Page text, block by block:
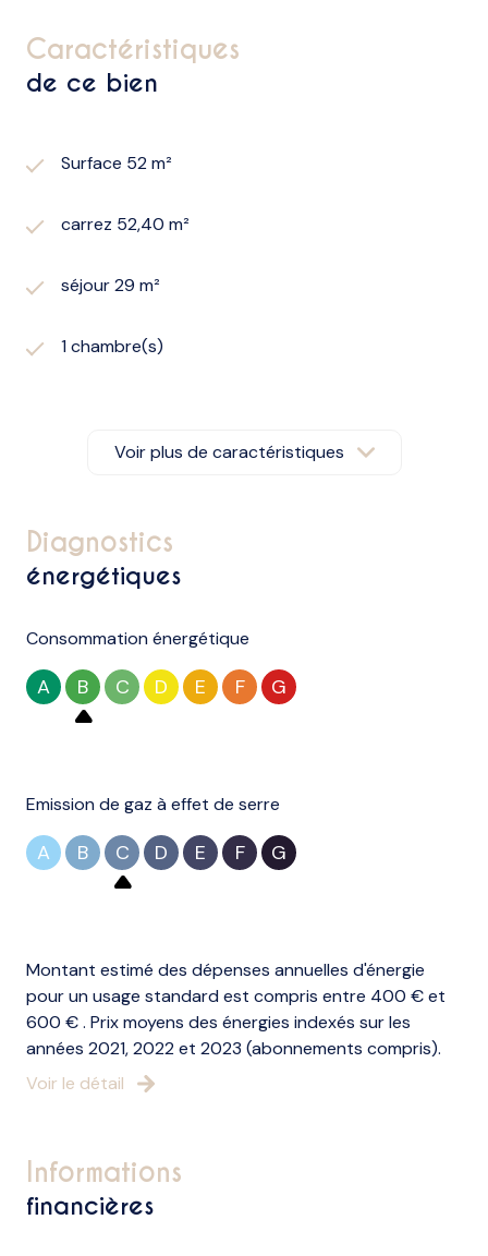
caractéristiques
de ce bien
Surface 52 m²
carrez 52,40 m²
séjour 29 m²
1 chambre(s)
construit en 2015
cuisine américaine (équipée)
Chauffage individuel : chaudière (gaz de ville)
1 garage(s)
exposition Est
5 étage(s)
ascenseur
balcon
visiophone
accès handicapé
Voir plus de caractéristiques
diagnostics
énergétiques
Consommation énergétique
A B C D E F G
Emission de gaz à effet de serre
A B C D E F G
Montant estimé des dépenses annuelles d'énergie
pour un usage standard est compris entre 400 € et
600 € . Prix moyens des énergies indexés sur les
années 2021, 2022 et 2023 (abonnements compris).
Voir le détail
informations
financières